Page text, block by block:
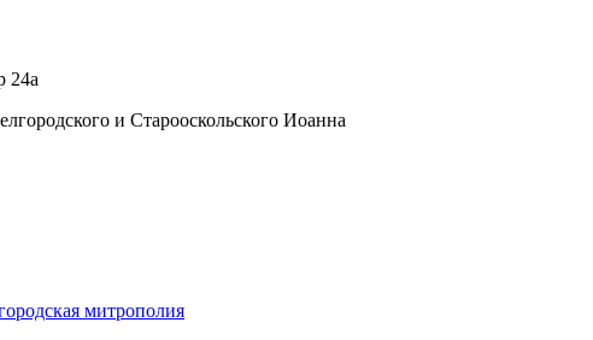
24а
и Старооскольского Иоанна